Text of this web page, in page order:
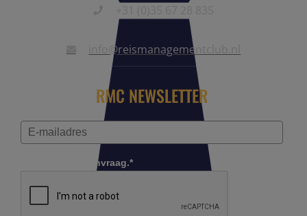
info@reismanagementclub.nl
RMC NEWSLETTER
Controleer je aanvraag.*